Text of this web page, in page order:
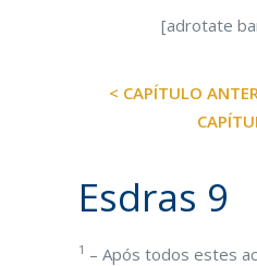
ESPIRITUALIDADE
BRINDES
[adrotate
< CAPÍTULO
Esdras 9
1 – Após todos estes